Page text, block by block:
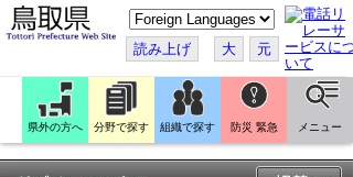
こ
の
ペ
ー
ジ
翻
訳
す
る
読み上げ 大 元
県外の方へ 分野で探す 組織で探す 防災 緊急 メニュー